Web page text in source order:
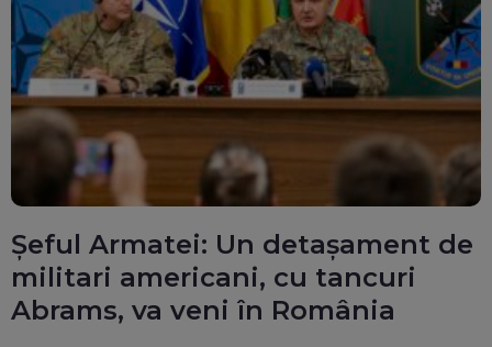
Șeful Armatei: Un detașament de
militari americani, cu tancuri
Abrams, va veni în România